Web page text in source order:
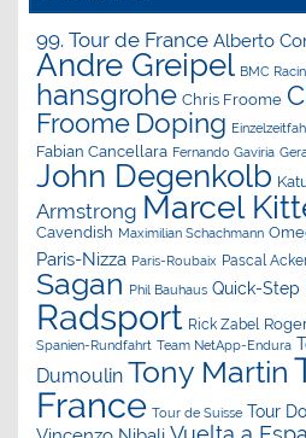
99. Tour de France Alberto
Andre Greipel BMC
hansgrohe Chris Froome
Froome Doping
Fabian Cancellara Fernando Gaviria
John Degenkolb
Armstrong Marcel
Cavendish Maximilian Schachmann
Paris-Nizza Paris-Roubaix Pascal
Sagan Phil Bauhaus Quick-Step
Radsport Rick Zabel
Spanien-Rundfahrt Team NetApp-Endura
Dumoulin Tony Martin
France Tour de Suisse Tour